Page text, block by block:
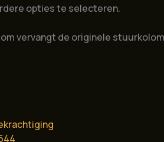
opties te selecteren.
vervangt de originele